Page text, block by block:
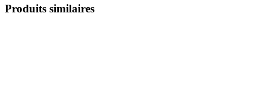
Produits similaires